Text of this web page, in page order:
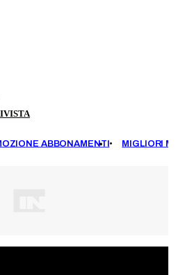
ABBONAMENTI MIGLIORI